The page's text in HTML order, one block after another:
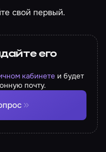
свой первый.
его
кабинете и будет
почту.